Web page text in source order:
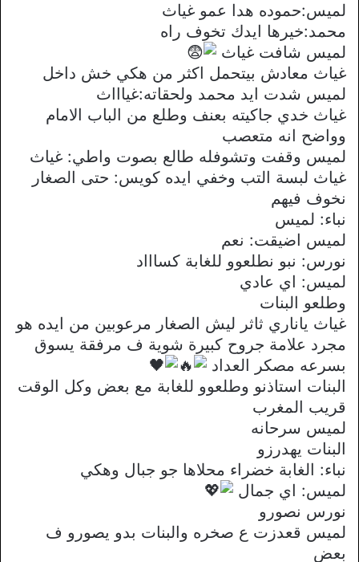
لميس:حموده هدا عمو غياث
محمد:خيرها ايدك تخوف راه
لميس شافت غياث
غياث معادش بيتحمل اكثر من هكي خش داخل
لميس شدت ايد محمد ولحقاته:غياااث
غياث خدي جاكيته بعنف وطلع من الباب الامام
وواضح انه متعصب
لميس وقفت وتشوفله طالع بصوت واطي: غياث
غياث لبسة التب وخفي ايده كويس: حتى الصغار
نخوف فيهم
نباء: لميس
لميس اضيقت: نعم
نورس: نبو نطلعوو للغابة كساااد
لميس: اي عادي
وطلعو البنات
غياث ياناري ثاثر ليش الصغار مرعوبين من ايده هو
مجرد علامة جروح كبيرة شوية ف مرفقة يسوق
بسرعه مصكر العداد
البنات استاذنو وطلعوو للغابة مع بعض وكل الوقت
قريب المغرب
لميس سرحانه
البنات يهدرزو
نباء: الغابة خضراء محلاها جو جبال وهكي
لميس: اي جمال
نورس نصورو
لميس قعدزت ع صخره والبنات بدو يصورو ف
بعض